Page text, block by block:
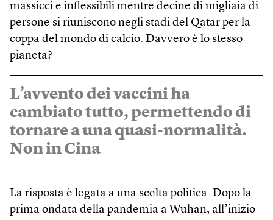
massicci e inflessibili mentre decine di migliaia di
persone si riuniscono negli stadi del Qatar per la
coppa del mondo di calcio. Davvero è lo stesso
pianeta?
L’avvento dei vaccini ha
cambiato tutto, permettendo di
tornare a una quasi-normalità.
Non in Cina
La risposta è legata a una scelta politica. Dopo la
prima ondata della pandemia a Wuhan, all’inizio